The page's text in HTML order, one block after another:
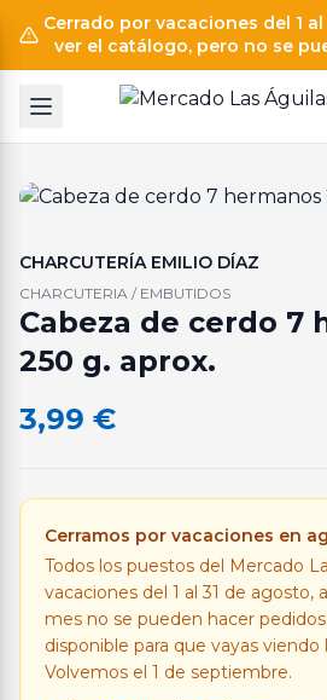
Cerrado por vacaciones del 1
ver el catálogo, pero no se
CHARCUTERÍA EMILIO DÍAZ
CHARCUTERIA / EMBUTIDOS
Cabeza de cerdo 7
250 g. aprox.
3,99 €
Cerramos por vacaciones en
Todos los puestos del Mercado
vacaciones del 1 al 31 de agosto,
mes no se pueden hacer
disponible para que vayas viendo
Volvemos el 1 de septiembre.